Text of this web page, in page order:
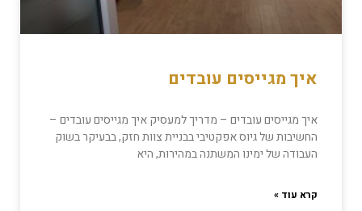
איך מגייסים עובדים
איך מגייסים עובדים – מדריך למעסיק איך מגייסים עובדים –
החשיבות של גיוס אפקטיבי בבניית צוות חזק, בבעיקר בשוק
העבודה של ימינו המשתנה במהירות, היא
קרא עוד »